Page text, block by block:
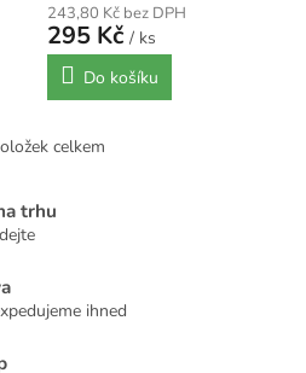
243,80 Kč bez DPH
295 Kč / ks
Do košíku
O
l
á
d
í
celkem
trhu
ihned